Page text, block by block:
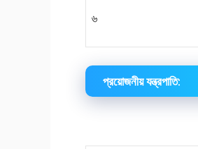
৬
প্রয়োজনীয় যন্ত্রপাতি: